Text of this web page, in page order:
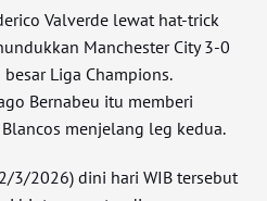
Valverde lewat hat-trick
Manchester City 3-0
Liga Champions.
Bernabeu itu memberi
menjelang leg kedua.
3/2026) dini hari WIB tersebut